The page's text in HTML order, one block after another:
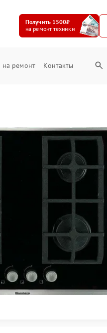
Получить 1500₽
на ремонт техники
на ремонт Контакты